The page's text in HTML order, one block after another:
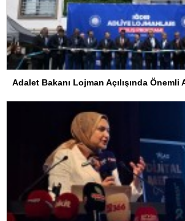
Adalet Bakanı Lojman Açılışında Önemli